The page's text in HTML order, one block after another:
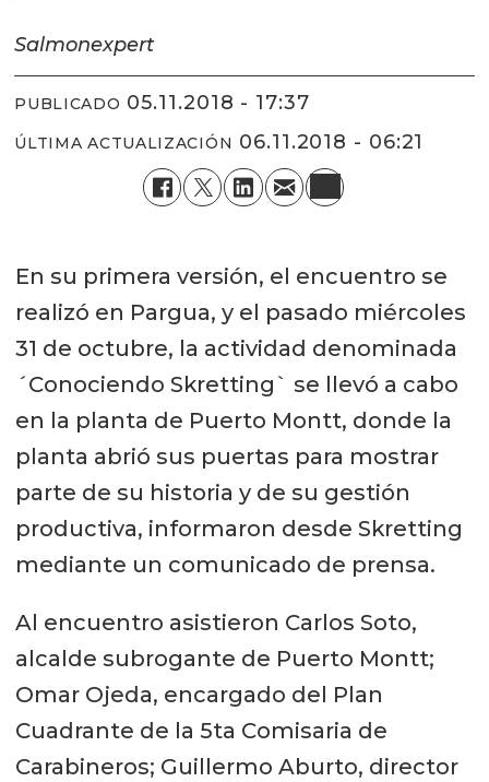
Salmonexpert
PUBLICADO 05.11.2018 - 17:37
ÚLTIMA ACTUALIZACIÓN 06.11.2018 - 06:21
En su primera versión, el encuentro se
realizó en Pargua, y el pasado miércoles
31 de octubre, la actividad denominada
´Conociendo Skretting` se llevó a cabo
en la planta de Puerto Montt, donde la
planta abrió sus puertas para mostrar
parte de su historia y de su gestión
productiva, informaron desde Skretting
mediante un comunicado de prensa.
Al encuentro asistieron Carlos Soto,
alcalde subrogante de Puerto Montt;
Omar Ojeda, encargado del Plan
Cuadrante de la 5ta Comisaria de
Carabineros; Guillermo Aburto, director